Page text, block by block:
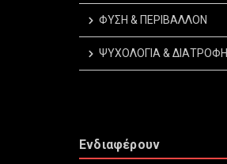
ΦΥΣΗ & ΠΕΡΙΒΑΛΛΟΝ
ΨΥΧΟΛΟΓΙΑ & ΔΙΑΤΡΟΦΗ
Ενδιαφέρουν